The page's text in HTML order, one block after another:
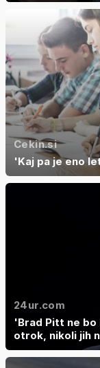
Cekin.si
'Kaj pa je eno
24ur.com
'Brad Pitt ne
otrok, nikoli jih